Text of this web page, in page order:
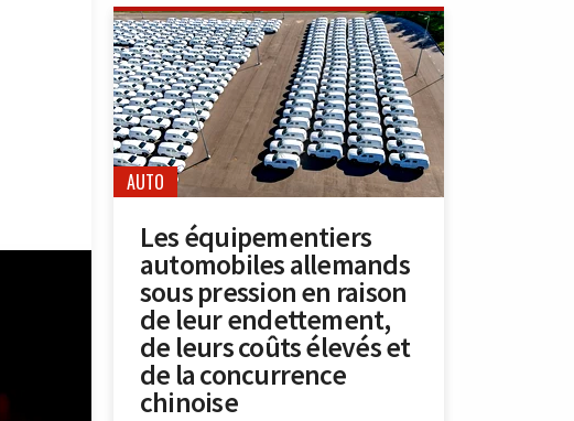
AUTO
Les équipementiers
automobiles allemands
sous pression en raison
de leur endettement,
de leurs coûts élevés et
de la concurrence
chinoise